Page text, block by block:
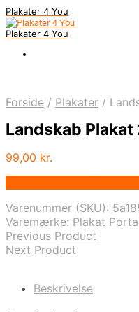
Plakater 4 You
Plakater 4 You
Forside / Plakater /
Landskab Plakat
99,00 kr.
Varenummer (SKU):
Varemærke: Plakat
Previous Product
Next Product
Beskrivelse